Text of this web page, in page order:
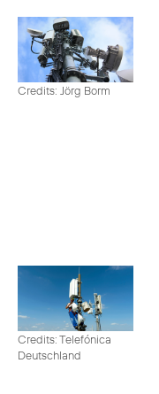
Credits: Jörg Borm
Credits: Telefónica
Deutschland